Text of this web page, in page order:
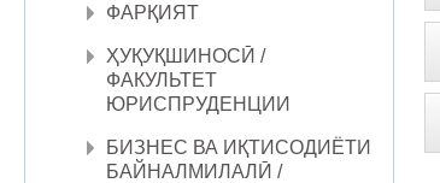
ФАРҚИЯТ
ҲУҚУҚШИНОСӢ /
ФАКУЛЬТЕТ
ЮРИСПРУДЕНЦИИ
БИЗНЕС ВА ИҚТИСОДИЁТИ
БАЙНАЛМИЛАЛӢ /